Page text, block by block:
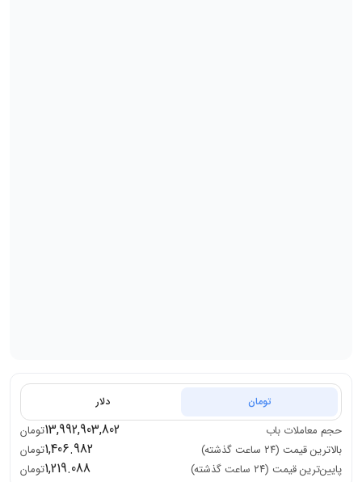
تومان دلار
حجم معاملات باب 13,992,903,802تومان
بالاترین قیمت (۲۴ ساعت گذشته)
1,406.982تومان
پایین‌ترین قیمت (۲۴ ساعت گذشته)
1,219.088تومان